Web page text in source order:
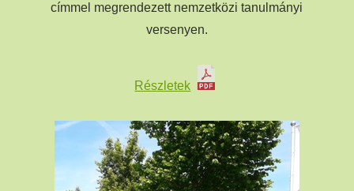
címmel megrendezett nemzetközi tanulmányi
versenyen.
Részletek